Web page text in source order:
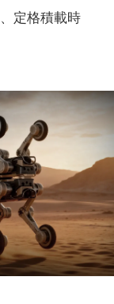
定格積載時